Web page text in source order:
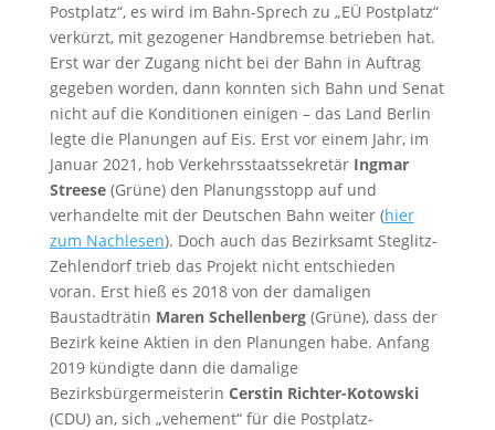
Postplatz“, es wird im Bahn-Sprech zu „EÜ Postplatz“
verkürzt, mit gezogener Handbremse betrieben hat.
Erst war der Zugang nicht bei der Bahn in Auftrag
gegeben worden, dann konnten sich Bahn und Senat
nicht auf die Konditionen einigen – das Land Berlin
legte die Planungen auf Eis. Erst vor einem Jahr, im
Januar 2021, hob Verkehrsstaatssekretär Ingmar
Streese (Grüne) den Planungsstopp auf und
verhandelte mit der Deutschen Bahn weiter (hier
zum Nachlesen). Doch auch das Bezirksamt Steglitz-
Zehlendorf trieb das Projekt nicht entschieden
voran. Erst hieß es 2018 von der damaligen
Baustadträtin Maren Schellenberg(Grüne), dass der
Bezirk keine Aktien in den Planungen habe. Anfang
2019 kündigte dann die damalige
Bezirksbürgermeisterin Cerstin Richter-Kotowski
(CDU) an, sich „vehement“ für die Postplatz-